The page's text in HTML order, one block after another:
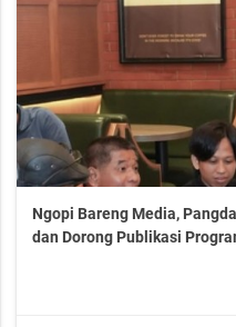
Ngopi Bareng Media,
dan Dorong Publikasi